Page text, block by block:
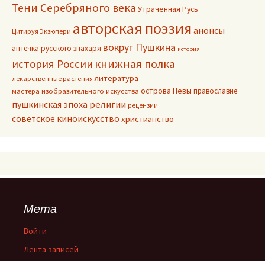
Тени Серебряного века Утраченная Русь
Цитируя Экзюпери авторская поэзия анонсы
аптечка русского знахаря вокруг Пушкина история
история России книжная полка
лекарственные растения литература
мастера изобразительного искусства острова Невы православие
пушкинская эпоха религии рецензии
советское киноискусство христианство
Мета
Войти
Лента записей